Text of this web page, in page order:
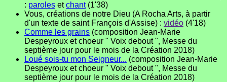
: paroles etchant(1'38)
Vous, créations de notre Dieu (A Rocha Arts, à partir
d'un texte de saint François d'Assise) : vidéo (4'18)
Comme les grains (composition Jean-Marie
Despeyroux et choeur " Voix debout ", Messe du
septième jour pour le mois de la Création 2018)
Loué sois-tu mon Seigneur... (composition Jean-Marie
Despeyroux et choeur " Voix debout ", Messe du
septième jour pour le mois de la Création 2018)